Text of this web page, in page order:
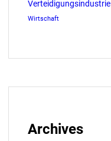
Verteidigungsindustrie
Wirtschaft
Archives